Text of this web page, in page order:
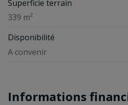
Superficie terrain
339 m²
Disponibilité
A convenir
Informations